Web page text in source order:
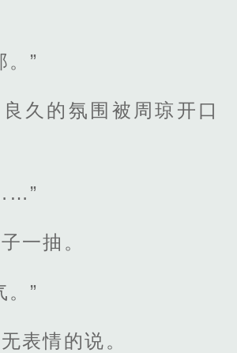
。”
久的氛围被周琼开口
一抽。
。”
表情的说。